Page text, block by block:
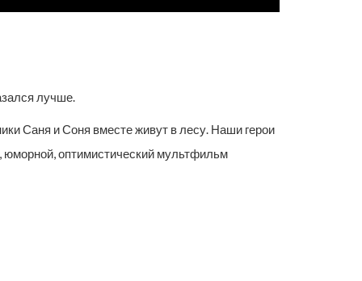
лучше.
Саня и Соня вместе живут в лесу. Наши герои
юморной, оптимистический мультфильм